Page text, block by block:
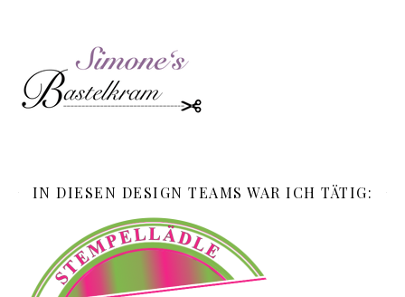
IN DIESEN DESIGN TEAMS WAR ICH TÄTIG: